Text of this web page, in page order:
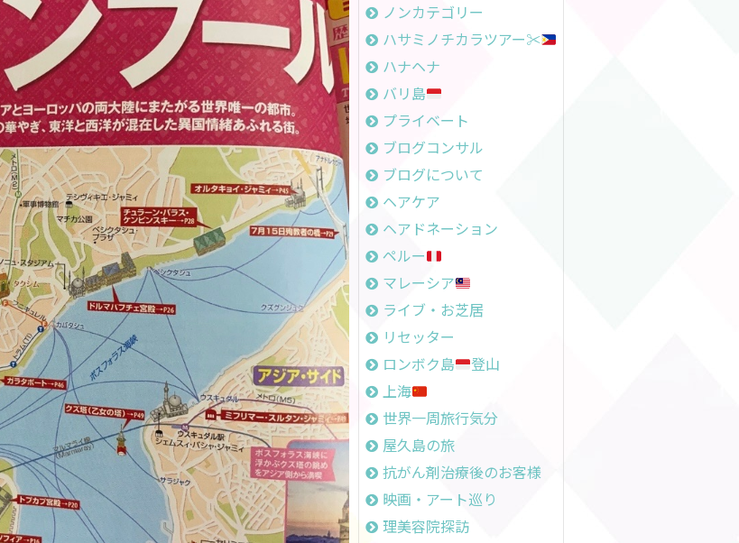
ノンカテゴリー
ハサミノチカラツアー✂︎
ハナヘナ
バリ島
プライベート
ブログコンサル
ブログについて
ヘアケア
ヘアドネーション
ペルー
マレーシア
ライブ・お芝居
リセッター
ロンボク島
登山
上海
世界一周旅行気分
屋久島の旅
抗がん剤治療後のお客様
映画・アート巡り
理美容院探訪